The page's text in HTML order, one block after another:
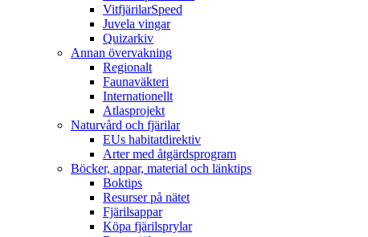
VitfjärilarSpeed
Juvela vingar
Quizarkiv
Annan övervakning
Regionalt
Faunaväkteri
Internationellt
Atlasprojekt
Naturvård och fjärilar
EUs habitatdirektiv
Arter med åtgärdsprogram
Böcker, appar, material och länktips
Boktips
Resurser på nätet
Fjärilsappar
Köpa fjärilsprylar